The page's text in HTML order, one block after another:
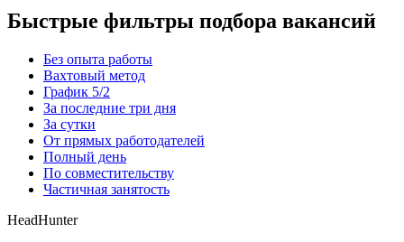
Быстрые фильтры подбора вакансий
Без опыта работы
Вахтовый метод
График 5/2
За последние три дня
За сутки
От прямых работодателей
Полный день
По совместительству
Частичная занятость
HeadHunter